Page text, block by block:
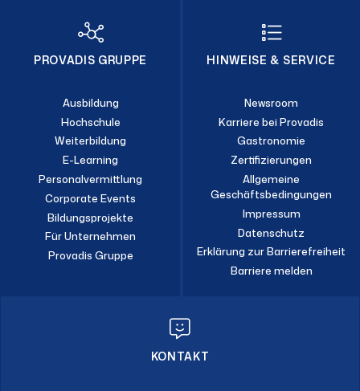
PROVADIS GRUPPE
Ausbildung
Hochschule
Weiterbildung
E-Learning
Personalvermittlung
Corporate Events
Bildungsprojekte
Für Unternehmen
Provadis Gruppe
HINWEISE & SERVICE
Newsroom
Karriere bei Provadis
Gastronomie
Zertifizierungen
Allgemeine
Geschäftsbedingungen
Impressum
Datenschutz
Erklärung zur Barrierefreiheit
Barriere melden
KONTAKT